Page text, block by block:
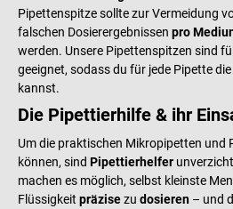
Pipettenspitze sollte zur Vermeidung
falschen Dosierergebnissen pro
werden. Unsere Pipettenspitzen sind
geeignet, sodass du für jede Pipette
kannst.
Die Pipettierhilfe & ihr
Um die praktischen Mikropipetten und
können, sind Pipettierhelfer
machen es möglich, selbst kleinste
Flüssigkeit präzisezu dosieren – und